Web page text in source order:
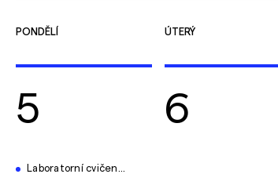
PONDĚLÍ ÚTERÝ
5
Laboratorní cvičení 06/2023
6